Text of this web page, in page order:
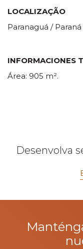
LOCALIZAÇÃO
Paranaguá / Paraná
INFORMACIONES
Área: 905 m².
Desenvolva